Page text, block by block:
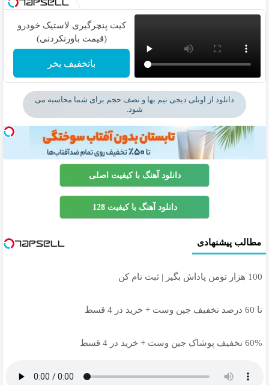
کیت پنچرگیری لاستیک خودرو
(قیمت باورنکردنی)
باتخفیف بخر
دانلود از اونلی دیجی نیم بها و نصف حجم برای شما محاسبه می
شود.
دانلود آهنگ با کیفیت اصلی
دانلود آهنگ با کیفیت 128
مطالب پیشنهادی
100 هزار تومن پاداش بگیر | ثبت نام کن
تا 60 درصد تخفیف جین وست + خرید در 4 قسط
60% تخفیف پوشاک جین وست + خرید در 4 قسط